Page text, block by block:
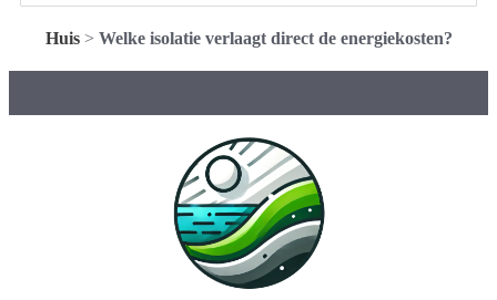
Huis> Welke isolatie verlaagt direct de energiekosten?